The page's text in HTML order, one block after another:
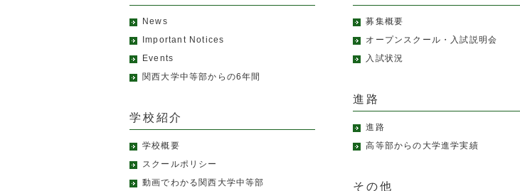
News
Important Notices
Events
関西大学中等部からの6年間
学校紹介
学校概要
スクールポリシー
動画でわかる関西大学中等部
募集概要
オープンスクール・入試説明会
入試状況
進路
進路
高等部からの大学進学実績
その他